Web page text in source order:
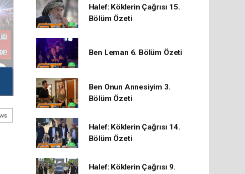
Halef: Köklerin Çağrısı 15.
Bölüm Özeti
Ben Leman 6. Bölüm Özeti
Ben Onun Annesiyim 3.
Bölüm Özeti
Halef: Köklerin Çağrısı 14.
Bölüm Özeti
Halef: Köklerin Çağrısı 9.